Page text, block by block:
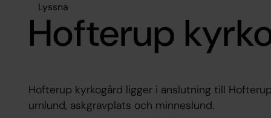
Lyssna
Hofterup
Hofterup kyrkogård ligger i anslutning till
urnlund, askgravplats och minneslund.